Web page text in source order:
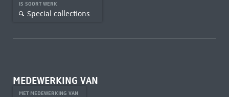
IS SOORT WERK
Special collections
MEDEWERKING VAN
MET MEDEWERKING VAN